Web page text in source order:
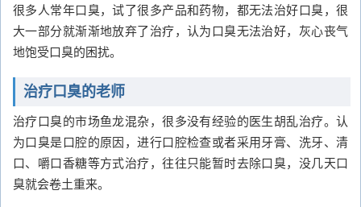
很多人常年口臭，试了很多产品和药物，都无法治好口臭，很
大一部分就渐渐地放弃了治疗，认为口臭无法治好，灰心丧气
地饱受口臭的困扰。
治疗口臭的老师
治疗口臭的市场鱼龙混杂，很多没有经验的医生胡乱治疗。认
为口臭是口腔的原因，进行口腔检查或者采用牙膏、洗牙、清
口、嚼口香糖等方式治疗，往往只能暂时去除口臭，没几天口
臭就会卷土重来。